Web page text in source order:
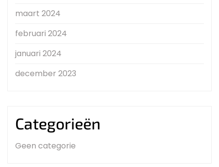
maart 2024
februari 2024
januari 2024
december 2023
Categorieën
Geen categorie